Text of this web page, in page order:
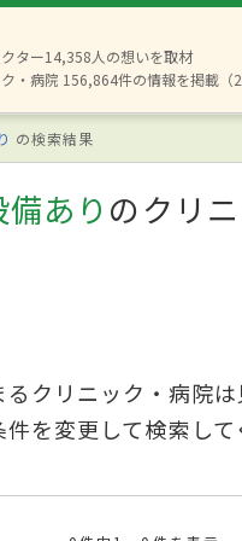
ター14,358人の想いを取材
・病院 156,864件の情報を掲載（
の検索結果
あり のクリ
クリニック・病院は
を変更して検索して